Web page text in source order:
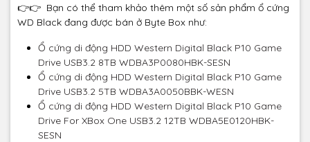
👉👉 Bạn có thể tham khảo thêm một số sản phẩm ổ cứng
WD Black đang được bán ở Byte Box như:
Ổ cứng di động HDD Western Digital Black P10 Game
Drive USB3.2 8TB WDBA3P0080HBK-SESN
Ổ cứng di động HDD Western Digital Black P10 Game
Drive USB3.2 5TB WDBA3A0050BBK-WESN
Ổ cứng di động HDD Western Digital Black P10 Game
Drive For XBox One USB3.2 12TB WDBA5E0120HBK-
SESN